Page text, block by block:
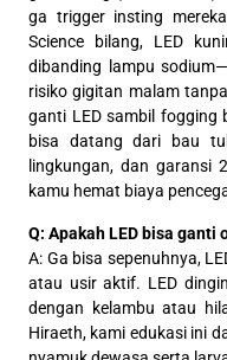
ga trigger insting
Science bilang, LED
dibanding lampu
risiko gigitan malam
ganti LED sambil fogging
bisa datang dari bau
lingkungan, dan garansi
kamu hemat biaya
Q: Apakah LED bisa ganti
A: Ga bisa sepenuhnya,
atau usir aktif. LED
dengan kelambu atau
Hiraeth, kami edukasi ini